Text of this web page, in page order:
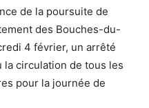
de la poursuite de
des Bouches-du-
4 février, un arrêté
la circulation de tous les
pour la journée de